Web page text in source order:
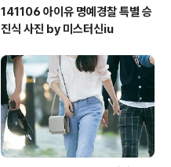
141106 아이유 명예경찰 특별 승
진식 사진 by 미스터신iu